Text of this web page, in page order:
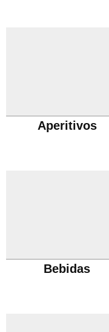
Aperitivos
Bebidas